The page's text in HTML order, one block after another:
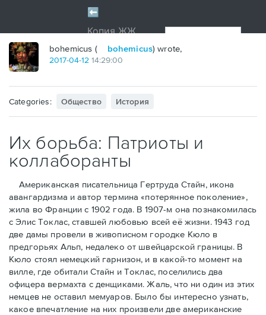
bohemicus ( bohemicus) wrote,
2017-04-12 14:29:00
Categories: Общество История
Их борьба: Патриоты и
коллаборанты
Американская писательница Гертруда Стайн, икона
авангардизма и автор термина «потерянное поколение»,
жила во Франции с 1902 года. В 1907-м она познакомилась
с Элис Токлас, ставшей любовью всей её жизни. 1943 год
две дамы провели в живописном городке Кюло в
предгорьях Альп, недалеко от швейцарской границы. В
Кюло стоял немецкий гарнизон, и в какой-то момент на
вилле, где обитали Стайн и Токлас, поселились два
офицера вермахта с денщиками. Жаль, что ни один из этих
немцев не оставил мемуаров. Было бы интересно узнать,
какое впечатление на них произвели две американские